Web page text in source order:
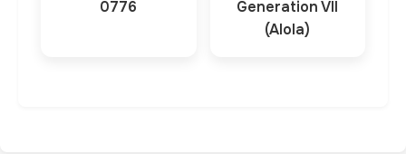
0776
Generation VII
(Alola)